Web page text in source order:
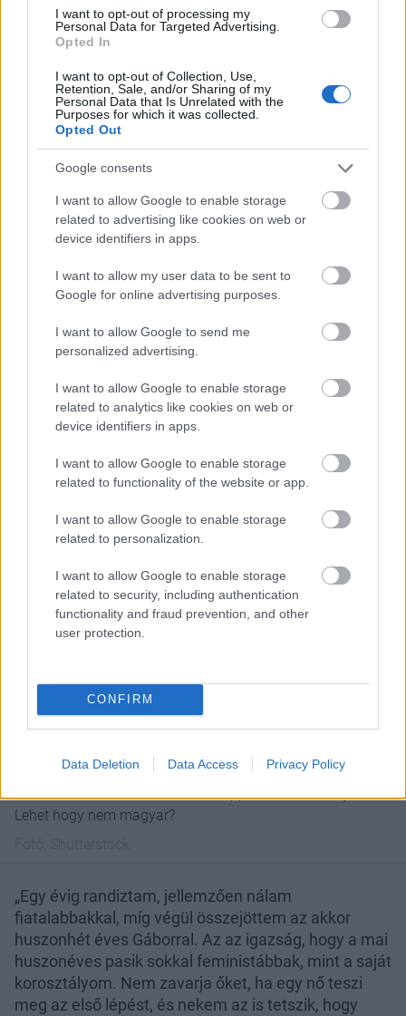
I want to opt-out of processing my
Personal Data for Targeted Advertising.
Opted In
I want to opt-out of Collection, Use,
Retention, Sale, and/or Sharing of my
Personal Data that Is Unrelated with the
Purposes for which it was collected.
Opted Out
Google consents
I want to allow Google to enable storage
related to advertising like cookies on web or
device identifiers in apps.
I want to allow my user data to be sent to
Google for online advertising purposes.
I want to allow Google to send me
personalized advertising.
I want to allow Google to enable storage
related to analytics like cookies on web or
device identifiers in apps.
I want to allow Google to enable storage
related to functionality of the website or app.
I want to allow Google to enable storage
related to personalization.
I want to allow Google to enable storage
related to security, including authentication
functionality and fraud prevention, and other
user protection.
CONFIRM
Data Deletion Data Access Privacy Policy
„Ha a középkorú férfiak
nem kapják össze
magukat, a feleségeik
lecserélik őket egy
fiatalabbra!”
Bianka a következőket mesélte nekünk:
hosszú kapcsolatom és elkezdtem Tinderezni. Pár
hónap randizás után döbbenten állapítottam meg
hogy a saját korosztályomat egyáltalán nem
érdeklem. Ők szívesebben ismerkedtek
huszonévesekkel. A negyvenes férfiakat viszont
egyszerűen túl öregnek éreztem magamhoz.
Gondoltam egyet, és én is átállítottam a profilomban
a keresett korosztály alsó határát huszonötre.”
nagyon nem találod a megfelelő párt. Lehet hogy nem
Lehet hogy nem magyar?
„Egy évig randiztam, jellemzően nálam
fiatalabbakkal, míg végül összejöttem az akkor
huszonhét éves Gáborral. Az az igazság, hogy a mai
huszonéves pasik sokkal feministábbak, mint a saját
korosztályom. Nem zavarja őket, ha egy nő teszi
meg az első lépést, és nekem az is tetszik, hogy